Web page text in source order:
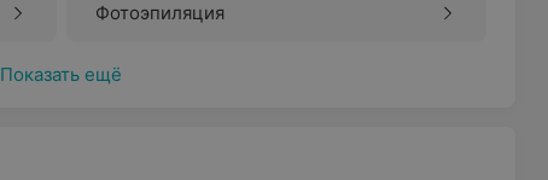
Фотоэпиляция
Показать ещё